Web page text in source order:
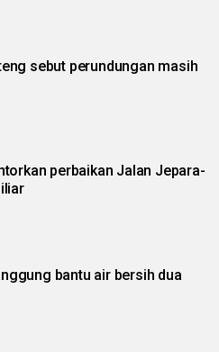
sebut perundungan masih
perbaikan Jalan Jepara-
bantu air bersih dua